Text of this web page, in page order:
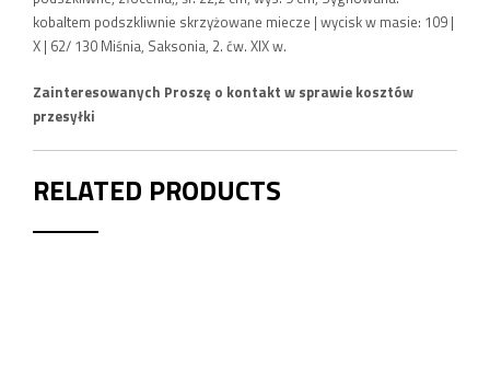
kobaltem podszkliwnie skrzyżowane miecze | wycisk w masie: 109 |
X | 62/ 130 Miśnia, Saksonia, 2. ćw. XIX w.
Zainteresowanych Proszę o kontakt w sprawie kosztów
przesyłki
RELATED PRODUCTS